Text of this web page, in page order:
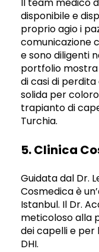
Il team medico
disponibile e
proprio agio i
comunicazione
e sono diligenti
portfolio
di casi di
solida per
trapianto di
Turchia.
5. Clinica
Guidata dal Dr.
Cosmedica è
Istanbul. Il Dr.
meticoloso alla
dei capelli e per
DHI.